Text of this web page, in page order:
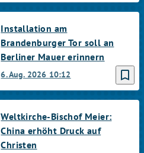
bookmark_border
6. Aug. 2026 10:12
Installation am
Brandenburger Tor soll an
Berliner Mauer erinnern
Weltkirche-Bischof Meier:
China erhöht Druck auf
Christen